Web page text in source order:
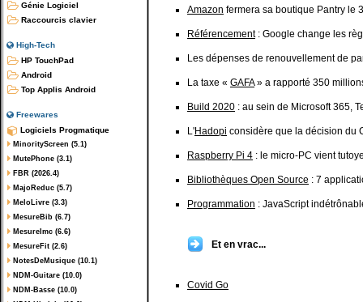
Génie Logiciel
Raccourcis clavier
High-Tech
HP TouchPad
Android
Top Applis Android
Freewares
Logiciels Progmatique
MinorityScreen (5.1)
MutePhone (3.1)
FBR (2026.4)
MajoReduc (5.7)
MeloLivre (3.3)
MesureBib (6.7)
MesureImc (6.6)
MesureFit (2.6)
NotesDeMusique (10.1)
NDM-Guitare (10.0)
NDM-Basse (10.0)
Amazon fermera sa boutique Pantry le
Référencement: Google change les
Les dépenses de renouvellement de
La taxe « GAFA» a rapporté 350
Build 2020 : au sein de Microsoft 365,
L'Hadopi considère que la décision du
Raspberry Pi 4 : le micro-PC vient
Bibliothèques Open Source : 7
Programmation : JavaScript
Et en vrac...
Covid Go